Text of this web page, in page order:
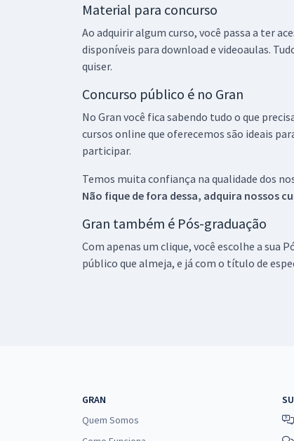
Material para concurso
Ao adquirir algum curso, você passa a ter
disponíveis para download e videoaulas.
quiser.
Concurso público é no Gran
No Gran você fica sabendo tudo o que
cursos online que oferecemos são ideais
participar.
Temos muita confiança na qualidade dos
Não fique de fora dessa, adquira nossos
Gran também é Pós-graduação
Com apenas um clique, você escolhe a sua
público que almeja, e já com o título de
GRAN
Quem Somos